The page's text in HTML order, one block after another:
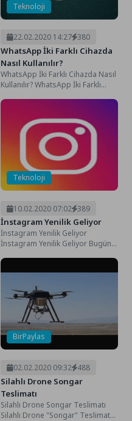
Teknoloji
22.02.2020 14:27 380
WhatsApp İki Farklı Cihazda
Nasıl Kullanılır?
WhatsApp İki Farklı Cihazda Nasıl
Kullanılır? WhatsApp İki Farklı
WhatsApp, dünyada anlık...
Teknoloji
10.02.2020 07:02 389
İnstagram Yenilik Geliyor
İnstagram Yenilik Geliyor
İnstagram Yenilik Geliyor Bugün
medya aracinin yeni...
BirPaylas
02.02.2020 09:32 488
Silahlı Drone Songar
Teslimatı
Silahlı Drone Songar Teslimatı
Silahlı Drone "Songar" Teslimatı